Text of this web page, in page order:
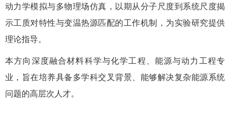
动力学模拟与多物理场仿真，以期从分子尺度到系统尺度揭
示工质对特性与变温热源匹配的工作机制，为实验研究提供
理论指导。
本方向深度融合材料科学与化学工程、能源与动力工程专
业，旨在培养具备多学科交叉背景、能够解决复杂能源系统
问题的高层次人才。